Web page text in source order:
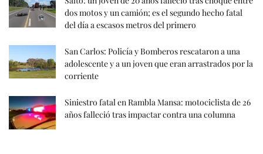
dos motos y un camión; es el segundo hecho fatal
del día a escasos metros del primero
San Carlos: Policía y Bomberos rescataron a una
adolescente y a un joven que eran arrastrados por la
corriente
Siniestro fatal en Rambla Mansa: motociclista de 26
años falleció tras impactar contra una columna